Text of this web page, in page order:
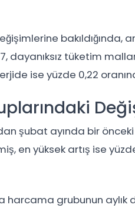
bakıldığında,
dayanıksız tüketim
ise yüzde 0,22
şubat ayında bir
en yüksek artış ise
harcama grubunun